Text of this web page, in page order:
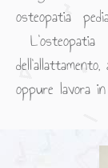
osteopatia
oppure lavora